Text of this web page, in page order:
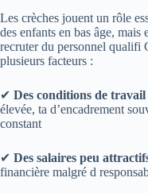
Les crèches jouent un rôle
des enfants en bas âge, mais
recruter du personnel qualifi
plusieurs facteurs :
✔ Des conditions de
élevée, ta d’encadrement
constant
✔ Des salaires peu
financière malgré d